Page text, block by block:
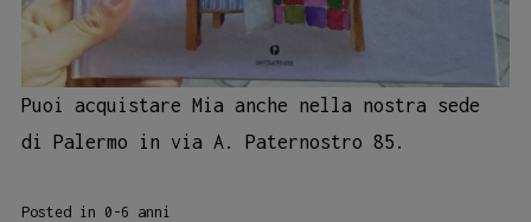
Puoi acquistare Mia anche nella nostra sede
di Palermo in via A. Paternostro 85.
Posted in 0-6 anni